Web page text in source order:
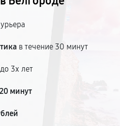
в течение 30 минут
3х лет
20 минут